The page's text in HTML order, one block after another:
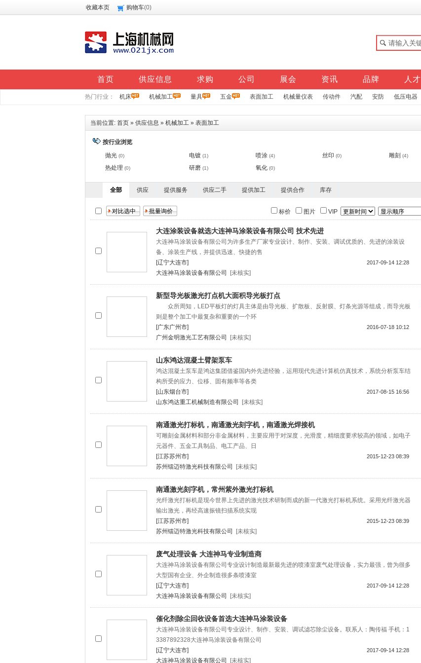
收藏本页 购物车(0)
首页 供应信息 求购 公司 展会 资讯 品牌 人才
热门行业： 机床 机械加工 量具 五金 表面加工 机械量仪表 传动件 汽配 安防 低压电器
当前位置: 首页 » 供应信息 » 机械加工 » 表面加工
按行业浏览
抛光 (0) 电镀 (1) 喷涂 (4) 丝印 (0) 雕刻 (4)
热处理 (0) 研磨 (1) 氧化 (0)
全部 供应 提供服务 供应二手 提供加工 提供合作 库存
标价 图片 VIP
大连涂装设备就选大连神马涂装设备有限公司 技术先进
大连神马涂装设备有限公司为许多生产厂家专业设计、制作、安装、调试优质的、先进的涂装设
备、涂装生产线，并提供迅速、快捷的售
2017-09-14 12:28
[辽宁大连市]
大连神马涂装设备有限公司
[未核实]
新型导光板激光打点机大面积导光板打点
众所周知，LED平板灯的灯具主体是由导光板、扩散板、反射膜、灯条光源等组成，而导光板
则是整个加工中最复杂和重要的一个环
2016-07-18 10:12
[广东广州市]
广州金明激光工艺有限公司
[未核实]
山东鸿达混凝土臂架泵车
鸿达混凝土泵车是鸿达集团借鉴国内外先进经验，运用现代先进计算机仿真技术，系统分析泵车结
构所受的应力、位移、固有频率等各类
2017-08-15 16:56
[山东烟台市]
山东鸿达重工机械制造有限公司
[未核实]
南通激光打标机，南通激光刻字机，南通激光焊接机
可雕刻金属材料和部分非金属材料，主要应用于对深度，光滑度，精细度要求较高的领域，如电子
元器件、五金工具制品、电工产品、日
2015-12-23 08:39
[江苏苏州市]
苏州镭迈特激光科技有限公司
[未核实]
南通激光刻字机，常州紫外激光打标机
光纤激光打标机是现今世界上先进的激光技术研制而成的新一代激光打标机系统。采用光纤激光器
输出激光，再经高速振镜扫描系统实现
2015-12-23 08:39
[江苏苏州市]
苏州镭迈特激光科技有限公司
[未核实]
废气处理设备 大连神马专业制造商
大连神马涂装设备有限公司专业设计制造最新最先进的喷漆室废气处理设备，实力最强，曾为很多
大型国有企业、外企制造很多条喷漆室
2017-09-14 12:28
[辽宁大连市]
大连神马涂装设备有限公司
[未核实]
催化剂除尘回收设备首选大连神马涂装设备
大连神马涂装设备有限公司专业设计、制作、安装、调试滤芯除尘设备。联系人：陶传福 手机：1
3387892328大连神马涂装设备有限公司
2017-09-14 12:28
[辽宁大连市]
大连神马涂装设备有限公司
[未核实]